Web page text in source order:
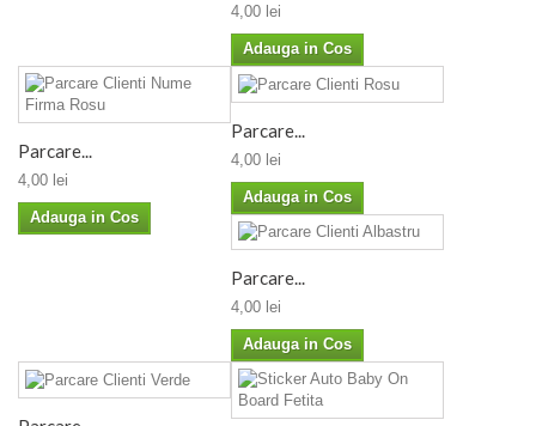
4,00 lei
Adauga in Cos
Parcare...
4,00 lei
Adauga in Cos
Parcare...
4,00 lei
Adauga in Cos
Parcare...
4,00 lei
Adauga in Cos